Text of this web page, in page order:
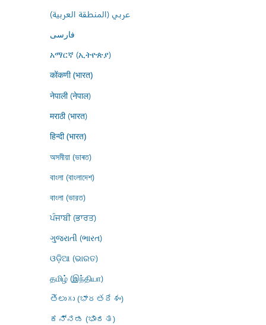
عربي (المنطقة العربية)
فارسى
አማርኛ (ኢትዮጵያ)
कोंकणी (भारत)
नेपाली (नेपाल)
मराठी (भारत)
हिन्दी (भारत)
অসমীয়া (ভাৰত)
বাংলা (বাংলাদেশ)
বাংলা (ভারত)
ਪੰਜਾਬੀ (ਭਾਰਤ)
ગુજરાતી (ભારત)
ଓଡ଼ିଆ (ଭାରତ)
தமிழ் (இந்தியா)
తెలుగు (భారతదేశం)
ಕನ್ನಡ (ಭಾರತ)